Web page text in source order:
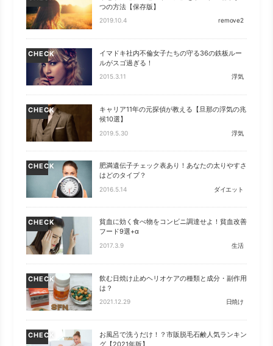
つの方法【保存版】
2019.10.4 remove2
CHECK
イマドキ社内不倫女子たちの守る36の鉄板ルー
ルがスゴ過ぎる！
2015.3.11 浮気
CHECK
キャリア11年の元探偵が教える【旦那の浮気の兆
候10選】
2019.5.30 浮気
CHECK
肥満遺伝子チェック表あり！あなたの太りやすさ
はどのタイプ？
2016.5.14 ダイエット
CHECK
貧血に効く食べ物をコンビニ調達せよ！貧血改善
フード9選+α
2017.3.9 生活
CHECK
飲む日焼け止めヘリオケアの種類と成分・副作用
は？
2021.12.29 日焼け
CHECK
お風呂で洗うだけ！？市販脱毛石鹸人気ランキン
グ【2021年版】